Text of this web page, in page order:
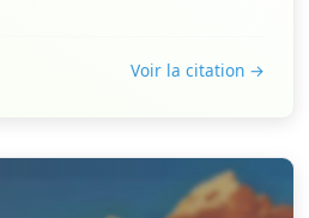
Voir la citation →